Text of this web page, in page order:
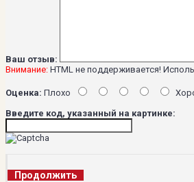
Ваш отзыв:
Внимание: HTML не поддерживается!
Оценка: Плохо
Введите код, указанный на картинке:
Продолжить